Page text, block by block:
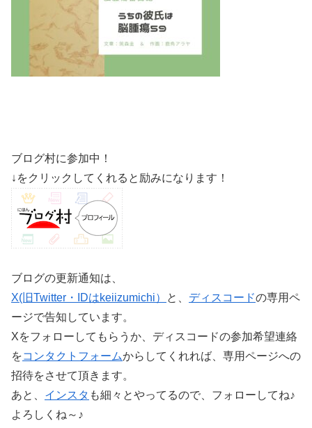
ブログ村に参加中！
↓をクリックしてくれると励みになります！
ブログの更新通知は、
X(旧Twitter・IDはkeiizumichi）
と、 ディスコードの専用ペ
ージで告知しています。
Xをフォローしてもらうか、ディスコードの参加希望連絡
をコンタクトフォームからしてくれれば、専用ページへの
招待をさせて頂きます。
あと、 インスタ も細々とやってるので、フォローしてね♪
よろしくね～♪